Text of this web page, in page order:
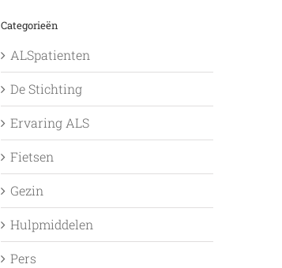
Categorieën
ALSpatienten
De Stichting
Ervaring ALS
Fietsen
Gezin
Hulpmiddelen
Pers